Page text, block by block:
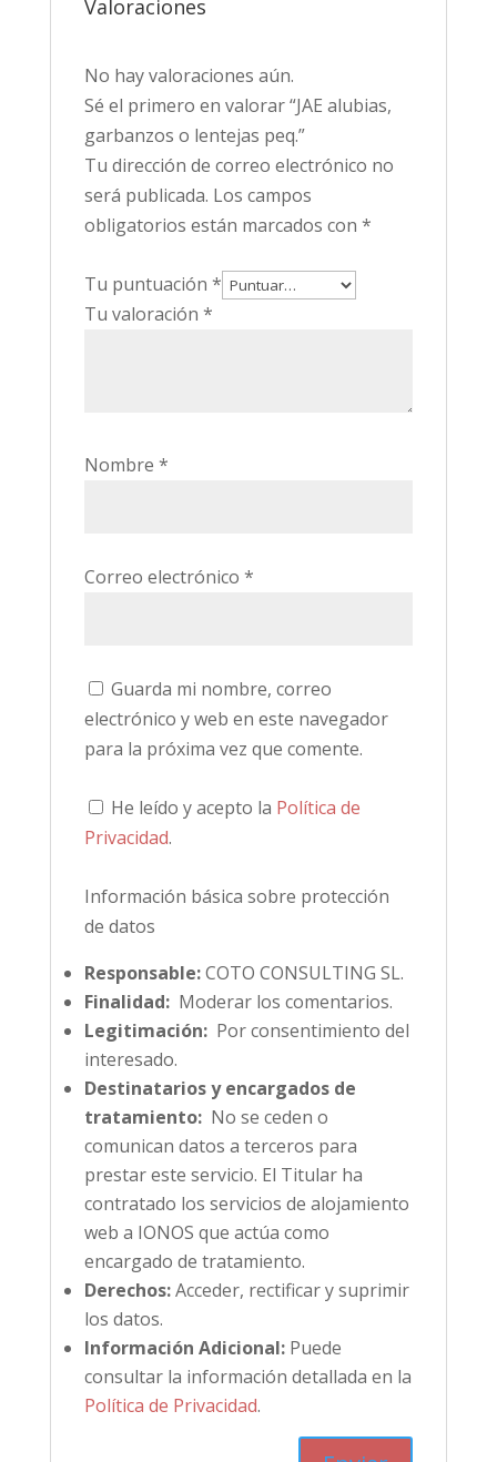
Valoraciones
No hay valoraciones aún.
Sé el primero en valorar “JAE alubias,
garbanzos o lentejas peq.”
Tu dirección de correo electrónico no
será publicada. Los campos
obligatorios están marcados con *
Tu puntuación *
Tu valoración *
Nombre *
Correo electrónico *
Guarda mi nombre, correo
electrónico y web en este navegador
para la próxima vez que comente.
He leído y acepto la Política de
Privacidad.
Información básica sobre protección
de datos
Responsable:COTO CONSULTING SL.
Finalidad:Moderar los comentarios.
Legitimación:Por consentimiento del
interesado.
Destinatarios y encargados de
tratamiento:No se ceden o
comunican datos a terceros para
prestar este servicio. El Titular ha
contratado los servicios de alojamiento
web a IONOS que actúa como
encargado de tratamiento.
Derechos:Acceder, rectificar y suprimir
los datos.
Información Adicional:Puede
consultar la información detallada en la
Política de Privacidad.